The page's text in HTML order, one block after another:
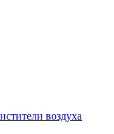
воздуха